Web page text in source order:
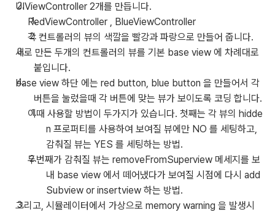
UIViewController 2개를 만듭니다.
RedViewController , BlueViewController
각 컨트롤러의 뷰의 색깔을 빨강과 파랑으로 만들어 줍니다.
새로 만든 두개의 컨트롤러의 뷰를 기본 base view 에 차례대로
붙입니다.
base view 하단 에는 red button, blue button 을 만들어서 각
버튼을 눌렀을때 각 버튼에 맞는 뷰가 보이도록 코딩 합니다.
이때 사용할 방법이 두가지가 있습니다. 첫째는 각 뷰의 hidde
n 프로퍼티를 사용하여 보여질 뷰에만 NO 를 세팅하고,
감춰질 뷰는 YES 를 세팅하는 방법.
두번째가 감춰질 뷰는 removeFromSuperview 메세지를 보
내 base view 에서 떼어냈다가 보여질 시점에 다시 add
Subview or insertview 하는 방법.
그리고, 시뮬레이터에서 가상으로 memory warning 을 발생시